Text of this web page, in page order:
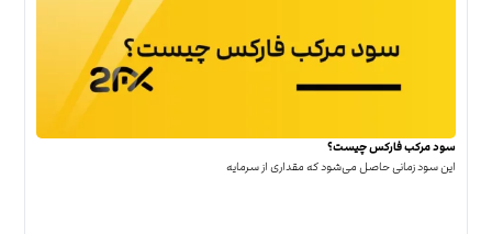
سود مرکب فارکس چیست؟
این سود زمانی حاصل می‌شود که مقداری از سرمایه